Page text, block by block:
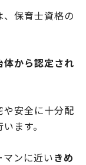
保育士資格の
から認定され
安全に十分配
ます。
ンに近いきめ